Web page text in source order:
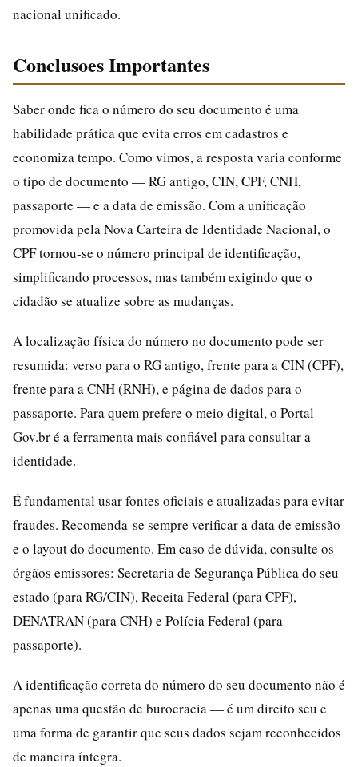
nacional unificado.
Conclusoes Importantes
Saber onde fica o número do seu documento é uma
habilidade prática que evita erros em cadastros e
economiza tempo. Como vimos, a resposta varia conforme
o tipo de documento — RG antigo, CIN, CPF, CNH,
passaporte — e a data de emissão. Com a unificação
promovida pela Nova Carteira de Identidade Nacional, o
CPF tornou-se o número principal de identificação,
simplificando processos, mas também exigindo que o
cidadão se atualize sobre as mudanças.
A localização física do número no documento pode ser
resumida: verso para o RG antigo, frente para a CIN (CPF),
frente para a CNH (RNH), e página de dados para o
passaporte. Para quem prefere o meio digital, o Portal
Gov.br é a ferramenta mais confiável para consultar a
identidade.
É fundamental usar fontes oficiais e atualizadas para evitar
fraudes. Recomenda-se sempre verificar a data de emissão
e o layout do documento. Em caso de dúvida, consulte os
órgãos emissores: Secretaria de Segurança Pública do seu
estado (para RG/CIN), Receita Federal (para CPF),
DENATRAN (para CNH) e Polícia Federal (para
passaporte).
A identificação correta do número do seu documento não é
apenas uma questão de burocracia — é um direito seu e
uma forma de garantir que seus dados sejam reconhecidos
de maneira íntegra.